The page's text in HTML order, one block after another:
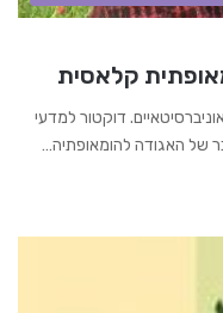
דוקטור למדעי
של האגודה להומאופתיה…